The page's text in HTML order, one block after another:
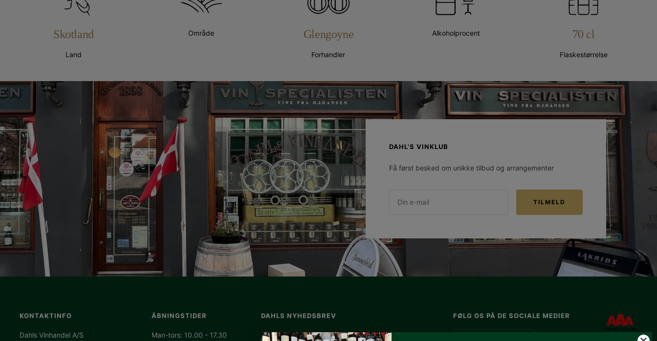
Skotland
Land
Område Glengoyne
Forhandler
Alkoholprocent 70 cl
Flaskestørrelse
DAHL'S VINKLUB
Få først besked om unikke tilbud og arrangementer
Din e-mail TILMELD
KONTAKTINFO
Dahls Vinhandel A/S
ÅBNINGSTIDER
Man-tors: 10.00 - 17.30
DAHLS NYHEDSBREV
Få et ugentlig tilbud og invitationer til
FØLG OS PÅ DE SOCIALE MEDIER